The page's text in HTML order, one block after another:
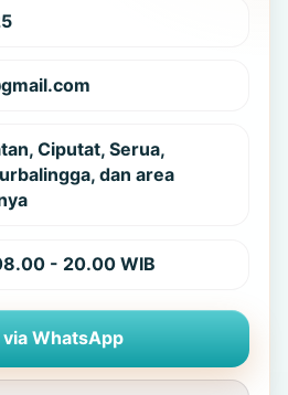
Ciputat, Serua,
dan area
- 20.00 WIB
WhatsApp